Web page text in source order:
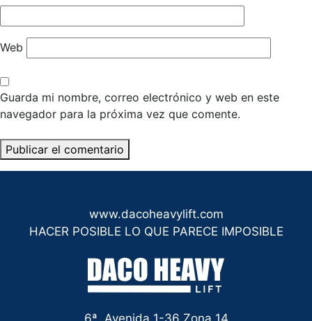
Web
Guarda mi nombre, correo electrónico y web en este
navegador para la próxima vez que comente.
www.dacoheavylift.com
HACER POSIBLE LO QUE PARECE IMPOSIBLE
6ª. Avenida 1-36 Zona 14